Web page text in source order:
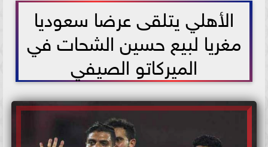
الأهلي يتلقى عرضا سعوديا
مغريا لبيع حسين الشحات في
الميركاتو الصيفي